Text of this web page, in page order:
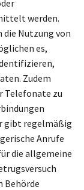
werden.
die Nutzung von
es,
Zudem
Telefonate zu
gibt regelmäßig
Anrufe
die allgemeine
Behörde